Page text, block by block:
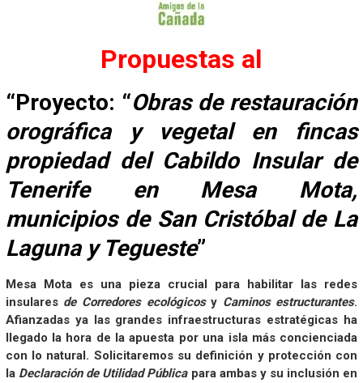
Propuestas al
“Proyecto: “Obras de restauración
orográfica y vegetal en fincas
propiedad del Cabildo Insular de
Tenerife en Mesa Mota,
municipios de San Cristóbal de La
Laguna y Tegueste”
Mesa Mota es una pieza crucial para habilitar las redes
insulares de Corredores ecológicosy Caminos estructurantes.
Afianzadas ya las grandes infraestructuras estratégicas ha
llegado la hora de la apuesta por una isla más concienciada
con lo natural. Solicitaremos su definición y protección con
la Declaración de Utilidad Pública para ambas y su inclusión en